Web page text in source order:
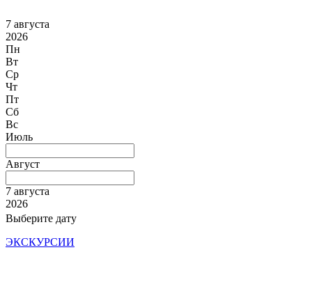
7 августа
2026
Пн
Вт
Ср
Чт
Пт
Сб
Вс
Июль
Август
7 августа
2026
Выберите дату
ЭКСКУРСИИ